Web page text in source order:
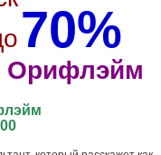
70%
Орифлэйм